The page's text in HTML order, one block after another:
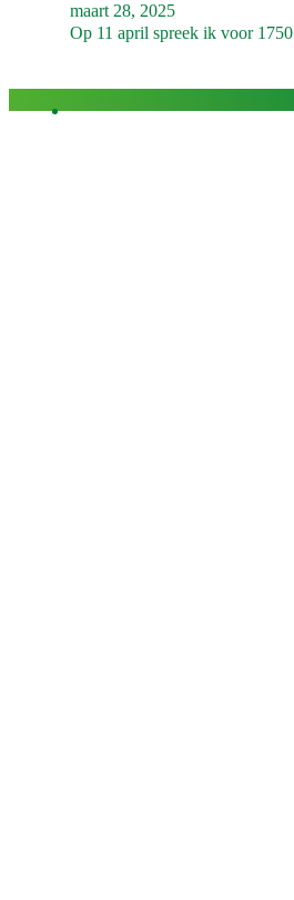
maart 28, 2025
Op 11 april spreek ik voor